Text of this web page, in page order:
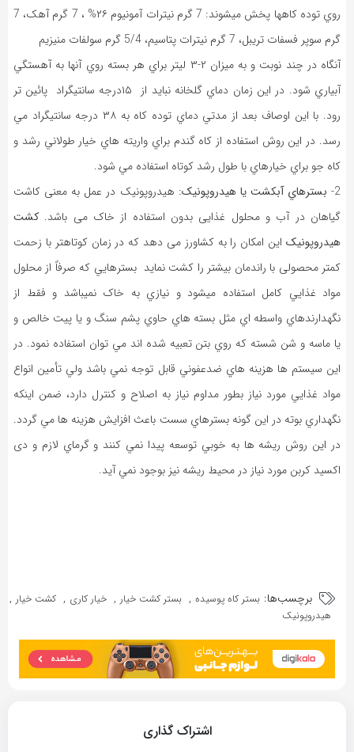
روي توده کاهها پخش ميشوند: 7 گرم نيترات آمونيوم ۲۶% ، 7 گرم آهک، 7
گرم سوپر فسفات تريبل، 7 گرم نيترات پتاسيم، 5/4 گرم سولفات منيزيم
آنگاه در چند نوبت و به ميزان ۲-۳ لیتر براي هر بسته روي آنها به آهستگي
آبياري شود. در اين زمان دماي گلخانه نبايد از ۱۵درجه سانتیگراد پائين تر
رود. با اين اوصاف بعد از مدتي دماي توده کاه به ۳۸ درجه سانتیگراد مي
رسد. در اين روش استفاده از کاه گندم براي واريته هاي خيار طولاني رشد و
کاه جو براي خيارهاي با طول رشد کوتاه استفاده مي شود.
2- بسترهاي آبکشت یا هیدروپونیک: هیدروپونیک در عمل به معنی کاشت
گیاهان در آب و محلول غذایی بدون استفاده از خاک می باشد. کشت
هیدروپونیک این امکان را به کشاورز می دهد که در زمان کوتاهتر با زحمت
کمتر محصولی با راندمان بیشتر را کشت نماید بسترهايي که صرفاً از محلول
مواد غذايي کامل استفاده ميشود و نيازي به خاک نميباشد و فقط از
نگهدارندهاي واسطه اي مثل بسته هاي حاوي پشم سنگ و يا پيت خالص و
يا ماسه و شن شسته که روي بتن تعبيه شده اند مي توان استفاده نمود. در
اين سيستم ها هزينه هاي ضدعفوني قابل توجه نمي باشد ولي تأمين انواع
مواد غذايي مورد نياز بطور مداوم نياز به اصلاح و کنترل دارد، ضمن اينکه
نگهداري بوته در اين گونه بسترهاي سست باعث افزايش هزينه ها مي گردد.
در اين روش ريشه ها به خوبي توسعه پيدا نمي کنند و گرماي لازم و دی
اکسید کربن مورد نياز در محيط ريشه نيز بوجود نمي آيد.
برچسب‌ها: بستر کاه پوسیده , بستر کشت خیار , خیار کاری , کشت خیار ,
هیدروپونیک
اشتراک گذاری